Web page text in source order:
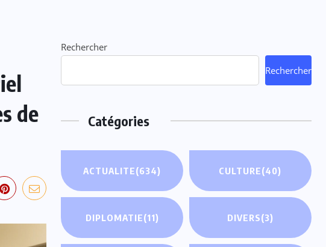
de
Rechercher
Rechercher
Catégories
ACTUALITE(634) CULTURE(40)
DIPLOMATIE(11) DIVERS(3)